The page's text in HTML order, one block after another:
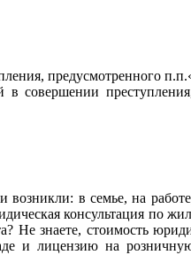
предусмотренного
в совершении
в семье, на
консультация по
знаете, стоимость
и лицензию на